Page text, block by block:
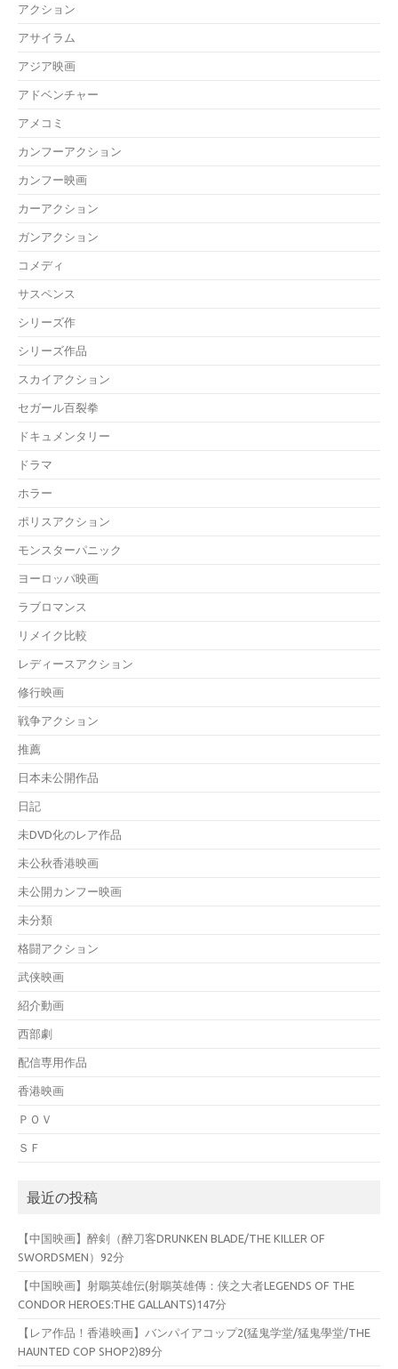
アクション
アサイラム
アジア映画
アドベンチャー
アメコミ
カンフーアクション
カンフー映画
カーアクション
ガンアクション
コメディ
サスペンス
シリーズ作
シリーズ作品
スカイアクション
セガール百裂拳
ドキュメンタリー
ドラマ
ホラー
ポリスアクション
モンスターパニック
ヨーロッパ映画
ラブロマンス
リメイク比較
レディースアクション
修行映画
戦争アクション
推薦
日本未公開作品
日記
未DVD化のレア作品
未公秋香港映画
未公開カンフー映画
未分類
格闘アクション
武侠映画
紹介動画
西部劇
配信専用作品
香港映画
ＰＯＶ
ＳＦ
最近の投稿
【中国映画】醉剣（醉刀客DRUNKEN BLADE/THE KILLER OF
SWORDSMEN）92分
【中国映画】射鵰英雄伝(射鵰英雄傳：侠之大者LEGENDS OF THE
CONDOR HEROES:THE GALLANTS)147分
【レア作品！香港映画】バンパイアコップ2(猛鬼学堂/猛鬼學堂/THE
HAUNTED COP SHOP2)89分